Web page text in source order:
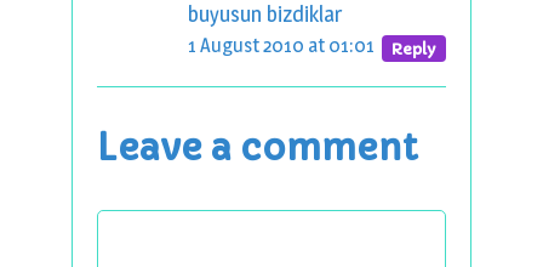
buyusun bizdiklar
Reply
1 August 2010 at 01:01
Leave a comment